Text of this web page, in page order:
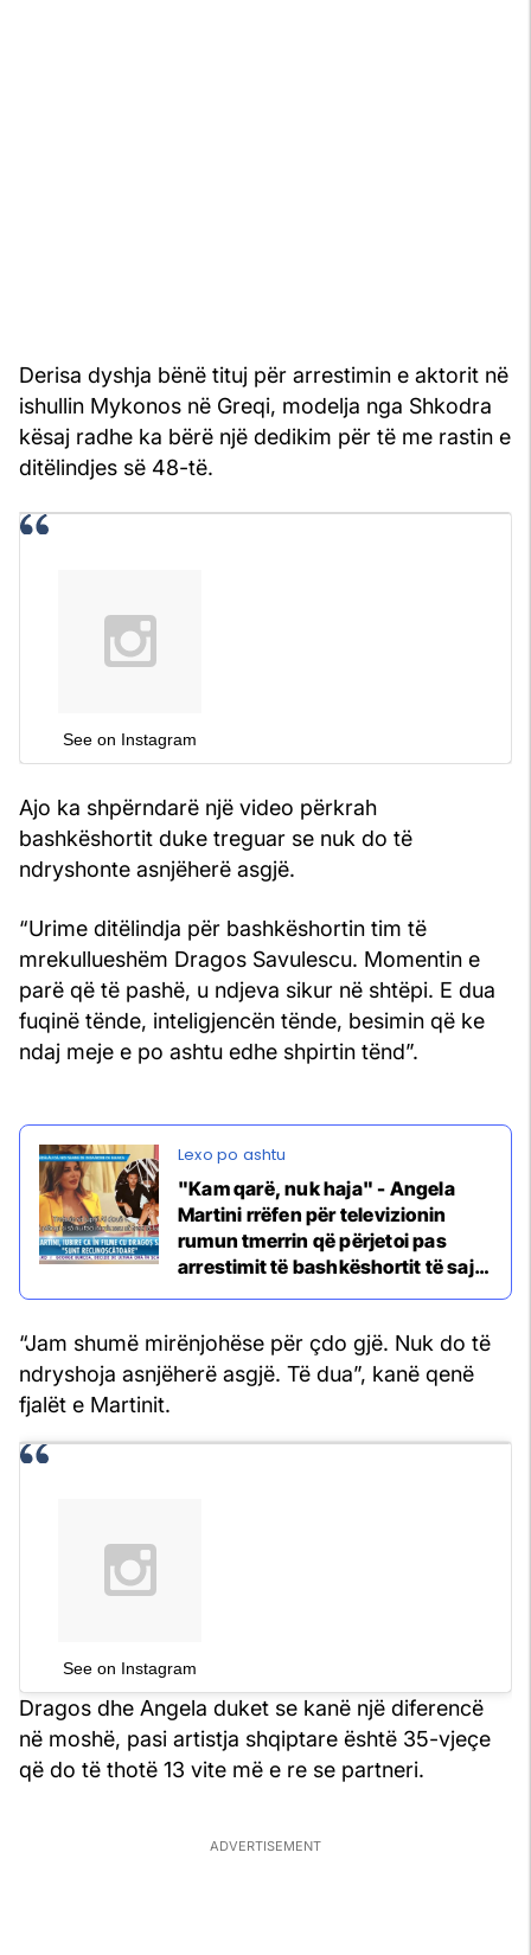
Derisa dyshja bënë tituj për arrestimin e aktorit në
ishullin Mykonos në Greqi, modelja nga Shkodra
kësaj radhe ka bërë një dedikim për të me rastin e
ditëlindjes së 48-të.
See on Instagram
Ajo ka shpërndarë një video përkrah
bashkëshortit duke treguar se nuk do të
ndryshonte asnjëherë asgjë.
“Urime ditëlindja për bashkëshortin tim të
mrekullueshëm Dragos Savulescu. Momentin e
parë që të pashë, u ndjeva sikur në shtëpi. E dua
fuqinë tënde, inteligjencën tënde, besimin që ke
ndaj meje e po ashtu edhe shpirtin tënd”.
"Kam qarë, nuk haja" - Angela
Martini rrëfen për televizionin
rumun tmerrin që përjetoi pas
arrestimit të bashkëshortit të saj
“Jam shumë mirënjohëse për çdo gjë. Nuk do të
ndryshoja asnjëherë asgjë. Të dua”, kanë qenë
fjalët e Martinit.
See on Instagram
Dragos dhe Angela duket se kanë një diferencë
në moshë, pasi artistja shqiptare është 35-vjeçe
që do të thotë 13 vite më e re se partneri.